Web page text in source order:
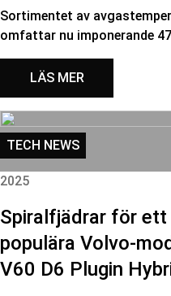
Sortimentet av
omfattar nu imponerande
LÄS MER
TECH NEWS
2025
Spiralfjädrar för
populära Volvo-
V60 D6 Plugin